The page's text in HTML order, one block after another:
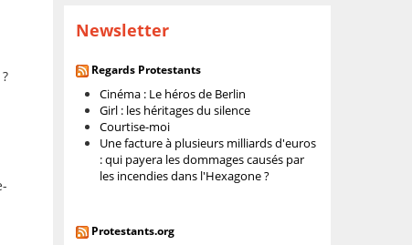
Newsletter
Regards Protestants
Cinéma : Le héros de Berlin
Girl : les héritages du silence
Courtise-moi
Une facture à plusieurs milliards d'euros
: qui payera les dommages causés par
les incendies dans l'Hexagone ?
Protestants.org